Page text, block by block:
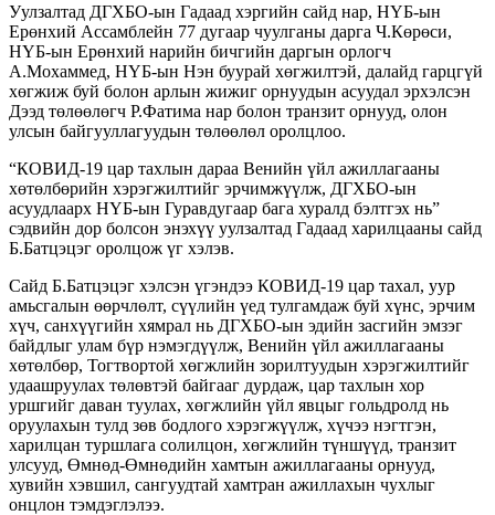
Уулзалтад ДГХБО-ын Гадаад хэргийн сайд нар, НҮБ-ын
Ерөнхий Ассамблейн 77 дугаар чуулганы дарга Ч.Көрөси,
НҮБ-ын Ерөнхий нарийн бичгийн даргын орлогч
А.Мохаммед, НҮБ-ын Нэн буурай хөгжилтэй, далайд гарцгүй
хөгжиж буй болон арлын жижиг орнуудын асуудал эрхэлсэн
Дээд төлөөлөгч Р.Фатима нар болон транзит орнууд, олон
улсын байгууллагуудын төлөөлөл оролцлоо.
“КОВИД-19 цар тахлын дараа Венийн үйл ажиллагааны
хөтөлбөрийн хэрэгжилтийг эрчимжүүлж, ДГХБО-ын
асуудлаарх НҮБ-ын Гуравдугаар бага хуралд бэлтгэх нь”
сэдвийн дор болсон энэхүү уулзалтад Гадаад харилцааны сайд
Б.Батцэцэг оролцож үг хэлэв.
Сайд Б.Батцэцэг хэлсэн үгэндээ КОВИД-19 цар тахал, уур
амьсгалын өөрчлөлт, сүүлийн үед тулгамдаж буй хүнс, эрчим
хүч, санхүүгийн хямрал нь ДГХБО-ын эдийн засгийн эмзэг
байдлыг улам бүр нэмэгдүүлж, Венийн үйл ажиллагааны
хөтөлбөр, Тогтвортой хөгжлийн зорилтуудын хэрэгжилтийг
удаашруулах төлөвтэй байгааг дурдаж, цар тахлын хор
уршгийг даван туулах, хөгжлийн үйл явцыг гольдролд нь
оруулахын тулд зөв бодлого хэрэгжүүлж, хүчээ нэгтгэн,
харилцан туршлага солилцон, хөгжлийн түншүүд, транзит
улсууд, Өмнөд-Өмнөдийн хамтын ажиллагааны орнууд,
хувийн хэвшил, сангуудтай хамтран ажиллахын чухлыг
онцлон тэмдэглэлээ.